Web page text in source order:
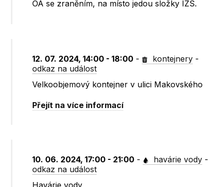
OA se zraněním, na místo jedou složky IZS.
12. 07. 2024, 14:00 - 18:00 - kontejnery -
odkaz na událost
Velkoobjemový kontejner v ulici Makovského
Přejít na více informací
10. 06. 2024, 17:00 - 21:00 - havárie vody -
odkaz na událost
Havárie vody